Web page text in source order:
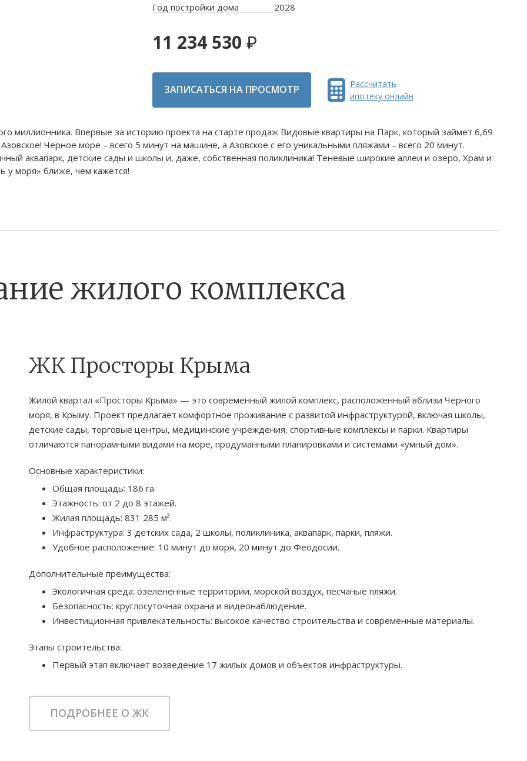
Год постройки дома 2028
11 234 530
ЗАПИСАТЬСЯ НА ПРОСМОТР
Рассчитать
ипотеку онлайн
миллионника. Впервые за историю проекта на старте продаж Видовые квартиры на Парк, который займет 6,69
Черное море – всего 5 минут на машине, а Азовское с его уникальными пляжами – всего 20 минут.
аквапарк, детские сады и школы и, даже, собственная поликлиника! Теневые широкие аллеи и озеро, Храм и
у моря» ближе, чем кажется!
жилого комплекса
ЖК Просторы Крыма
Жилой квартал «Просторы Крыма» — это современный жилой комплекс, расположенный вблизи Черного
моря, в Крыму. Проект предлагает комфортное проживание с развитой инфраструктурой, включая школы,
детские сады, торговые центры, медицинские учреждения, спортивные комплексы и парки. Квартиры
отличаются панорамными видами на море, продуманными планировками и системами «умный дом».
Основные характеристики:
Общая площадь: 186 га.
Этажность: от 2 до 8 этажей.
Жилая площадь: 831 285 м².
Инфраструктура: 3 детских сада, 2 школы, поликлиника, аквапарк, парки, пляжи.
Удобное расположение: 10 минут до моря, 20 минут до Феодосии.
Дополнительные преимущества:
Экологичная среда: озелененные территории, морской воздух, песчаные пляжи.
Безопасность: круглосуточная охрана и видеонаблюдение.
Инвестиционная привлекательность: высокое качество строительства и современные материалы.
Этапы строительства:
Первый этап включает возведение 17 жилых домов и объектов инфраструктуры.
ПОДРОБНЕЕ О ЖК